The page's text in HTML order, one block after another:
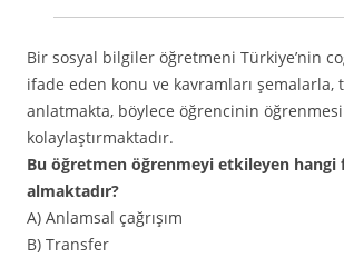
Bir sosyal bilgiler öğretmeni Türkiye’nin
ifade eden konu ve kavramları şemalarla,
anlatmakta, böylece öğrencinin
kolaylaştırmaktadır.
Bu öğretmen öğrenmeyi etkileyen
almaktadır?
A) Anlamsal çağrışım
B) Transfer